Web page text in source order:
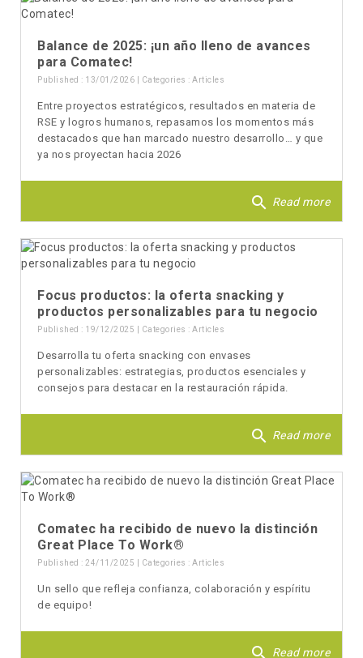
Balance de 2025: ¡un año lleno de avances
para Comatec!
Published : 13/01/2026 | Categories : Articles
Entre proyectos estratégicos, resultados en materia de
RSE y logros humanos, repasamos los momentos más
destacados que han marcado nuestro desarrollo… y que
ya nos proyectan hacia 2026
search Read more
Focus productos: la oferta snacking y
productos personalizables para tu negocio
Published : 19/12/2025 | Categories : Articles
Desarrolla tu oferta snacking con envases
personalizables: estrategias, productos esenciales y
consejos para destacar en la restauración rápida.
search Read more
Comatec ha recibido de nuevo la distinción
Great Place To Work®
Published : 24/11/2025 | Categories : Articles
Un sello que refleja confianza, colaboración y espíritu
de equipo!
search Read more